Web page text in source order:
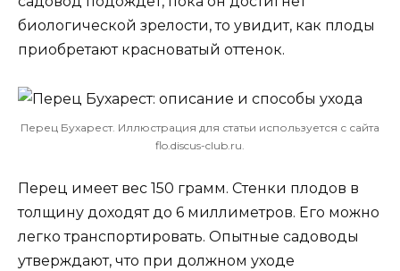
биологической зрелости, то увидит, как плоды
приобретают красноватый оттенок.
Перец Бухарест. Иллюстрация для статьи используется с сайта
flo.discus-club.ru.
Перец имеет вес 150 грамм. Стенки плодов в
толщину доходят до 6 миллиметров. Его можно
легко транспортировать. Опытные садоводы
утверждают, что при должном уходе